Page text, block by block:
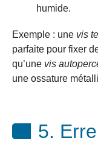
humide.
Exemple : une vis
parfaite pour fixer
qu’une vis
une ossature
5.